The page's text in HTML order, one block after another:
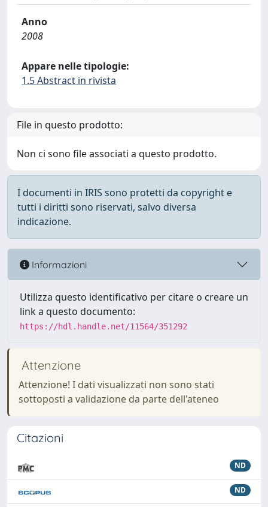
Anno
2008
Appare nelle tipologie:
1.5 Abstract in rivista
File in questo prodotto:
Non ci sono file associati a questo prodotto.
I documenti in IRIS sono protetti da copyright e
tutti i diritti sono riservati, salvo diversa
indicazione.
Informazioni
Utilizza questo identificativo per citare o creare un
link a questo documento:
https://hdl.handle.net/11564/351292
Attenzione
Attenzione! I dati visualizzati non sono stati
sottoposti a validazione da parte dell'ateneo
Citazioni
ND
ND